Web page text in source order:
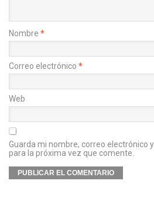
Nombre *
Correo electrónico *
Web
Guarda mi nombre, correo electrónico
para la próxima vez que comente.